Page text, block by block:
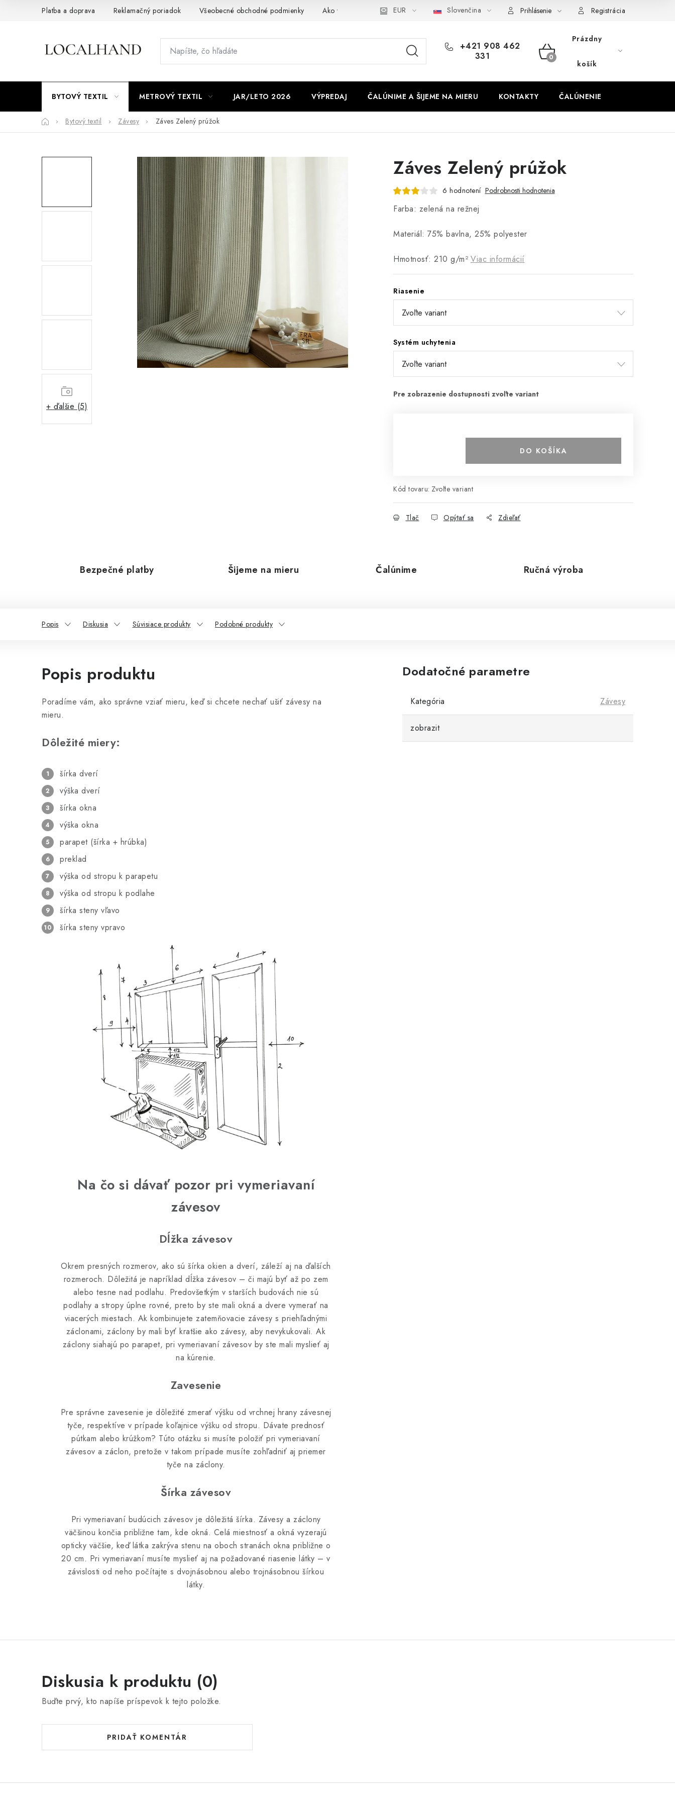
Platba a doprava Reklamačný poriadok Všeobecné obchodné podmienky Ako využíváme cookies Ochrana osobných údajov Odstúpenie od zmluvy
EUR Slovenčina Prihlásenie Registrácia
+421 908 462
331
NÁKUPNÝ
Prázdny
košík
BYTOVÝ TEXTIL METROVÝ TEXTIL JAR/LETO 2026 VÝPREDAJ ČALÚNIME A ŠIJEME NA MIERU KONTAKTY ČALÚNENIE
DomovBytový textil Závesy Záves Zelený prúžok
+ ďalšie (5)
Záves Zelený prúžok
6 hodnotení Podrobnosti hodnotenia
Farba: zelená na režnej
Materiál: 75% bavlna, 25% polyester
Hmotnosť: 210 g/m² Viac informácií
Riasenie
Systém uchytenia
DO KOŠÍKA
Kód tovaru: Zvoľte variant
Tlač Opýtať sa Zdieľať
Bezpečné platby Šijeme na mieru Čalúnime Ručná výroba
Popis Diskusia Súvisiace produkty Podobné produkty
Popis produktu
Poradíme vám, ako správne vziať mieru, keď si chcete nechať ušiť závesy na
mieru.
Dôležité miery:
šírka dverí
výška dverí
šírka okna
výška okna
parapet (šírka + hrúbka)
preklad
výška od stropu k parapetu
výška od stropu k podlahe
šírka steny vľavo
šírka steny vpravo
Na čo si dávať pozor pri vymeriavaní
závesov
Dĺžka závesov
Okrem presných rozmerov, ako sú šírka okien a dverí, záleží aj na ďalších
rozmeroch. Dôležitá je napríklad dĺžka závesov – či majú byť až po zem
alebo tesne nad podlahu. Predovšetkým v starších budovách nie sú
podlahy a stropy úplne rovné, preto by ste mali okná a dvere vymerať na
viacerých miestach. Ak kombinujete zatemňovacie závesy s priehľadnými
záclonami, záclony by mali byť kratšie ako závesy, aby nevykukovali. Ak
záclony siahajú po parapet, pri vymeriavaní závesov by ste mali myslieť aj
na kúrenie.
Zavesenie
Pre správne zavesenie je dôležité zmerať výšku od vrchnej hrany závesnej
tyče, respektíve v prípade koľajnice výšku od stropu. Dávate prednosť
pútkam alebo krúžkom? Túto otázku si musíte položiť pri vymeriavaní
závesov a záclon, pretože v takom prípade musíte zohľadniť aj priemer
tyče na záclony.
Šírka závesov
Pri vymeriavaní budúcich závesov je dôležitá šírka. Závesy a záclony
väčšinou končia približne tam, kde okná. Celá miestnosť a okná vyzerajú
opticky väčšie, keď látka zakrýva stenu na oboch stranách okna približne o
20 cm. Pri vymeriavaní musíte myslieť aj na požadované riasenie látky – v
závislosti od neho počítajte s dvojnásobnou alebo trojnásobnou šírkou
látky.
Dodatočné parametre
Kategória Závesy
zobrazit
Diskusia k produktu (0)
Buďte prvý, kto napíše príspevok k tejto položke.
PRIDAŤ KOMENTÁR